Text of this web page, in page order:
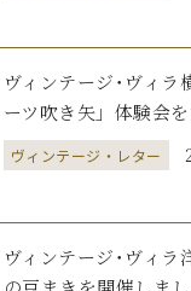
ヴィンテージ･ヴィラ
ーツ吹き矢」体験会
ヴィンテージ・レター
ヴィンテージ･ヴィラ